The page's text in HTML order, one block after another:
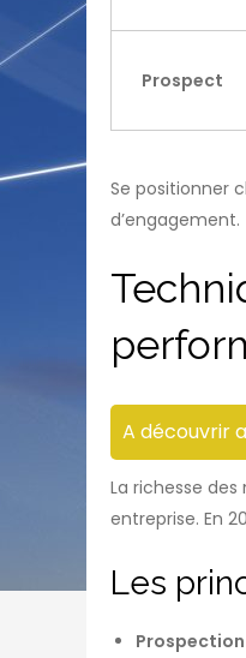
Prospect
Se positionner
d’engagement.
A découvrir
La richesse
entreprise. En
Les